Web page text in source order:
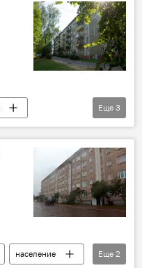
мнение
Еще 3
население
Еще 2